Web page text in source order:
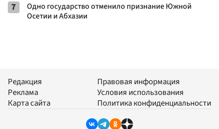
7
Одно государство отменило признание Южной
Осетии и Абхазии
Редакция
Реклама
Карта сайта
Правовая информация
Условия использования
Политика конфиденциальности